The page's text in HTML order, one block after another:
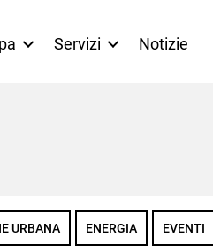
Servizi Notizie
URBANA ENERGIA EVENTI